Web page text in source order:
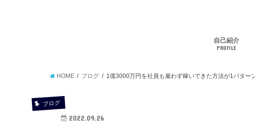
自己紹介
PROFILE
HOME ブログ 1億3000万円を社員も雇わず稼いできた方法が1パター
ブログ
2022.09.26